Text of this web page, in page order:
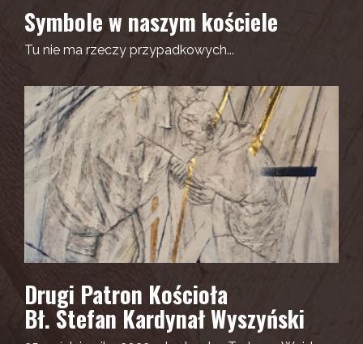
Symbole w naszym kościele
Tu nie ma rzeczy przypadkowych...
Drugi Patron Kościoła
Bł. Stefan Kardynał Wyszyński